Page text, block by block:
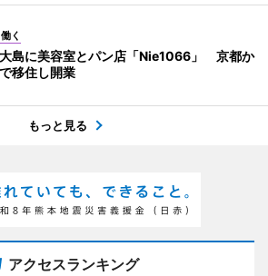
く
島に美容室とパン店「Nie1066」 京都か
移住し開業
もっと見る
アクセスランキング